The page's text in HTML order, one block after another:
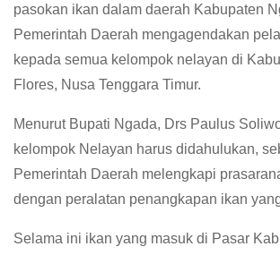
pasokan ikan dalam daerah Kabupaten
Pemerintah Daerah mengagendakan
kepada semua kelompok nelayan di
Flores, Nusa Tenggara Timur.
Menurut Bupati Ngada, Drs Paulus
kelompok Nelayan harus didahulukan,
Pemerintah Daerah melengkapi
dengan peralatan penangkapan ikan
Selama ini ikan yang masuk di Pasar